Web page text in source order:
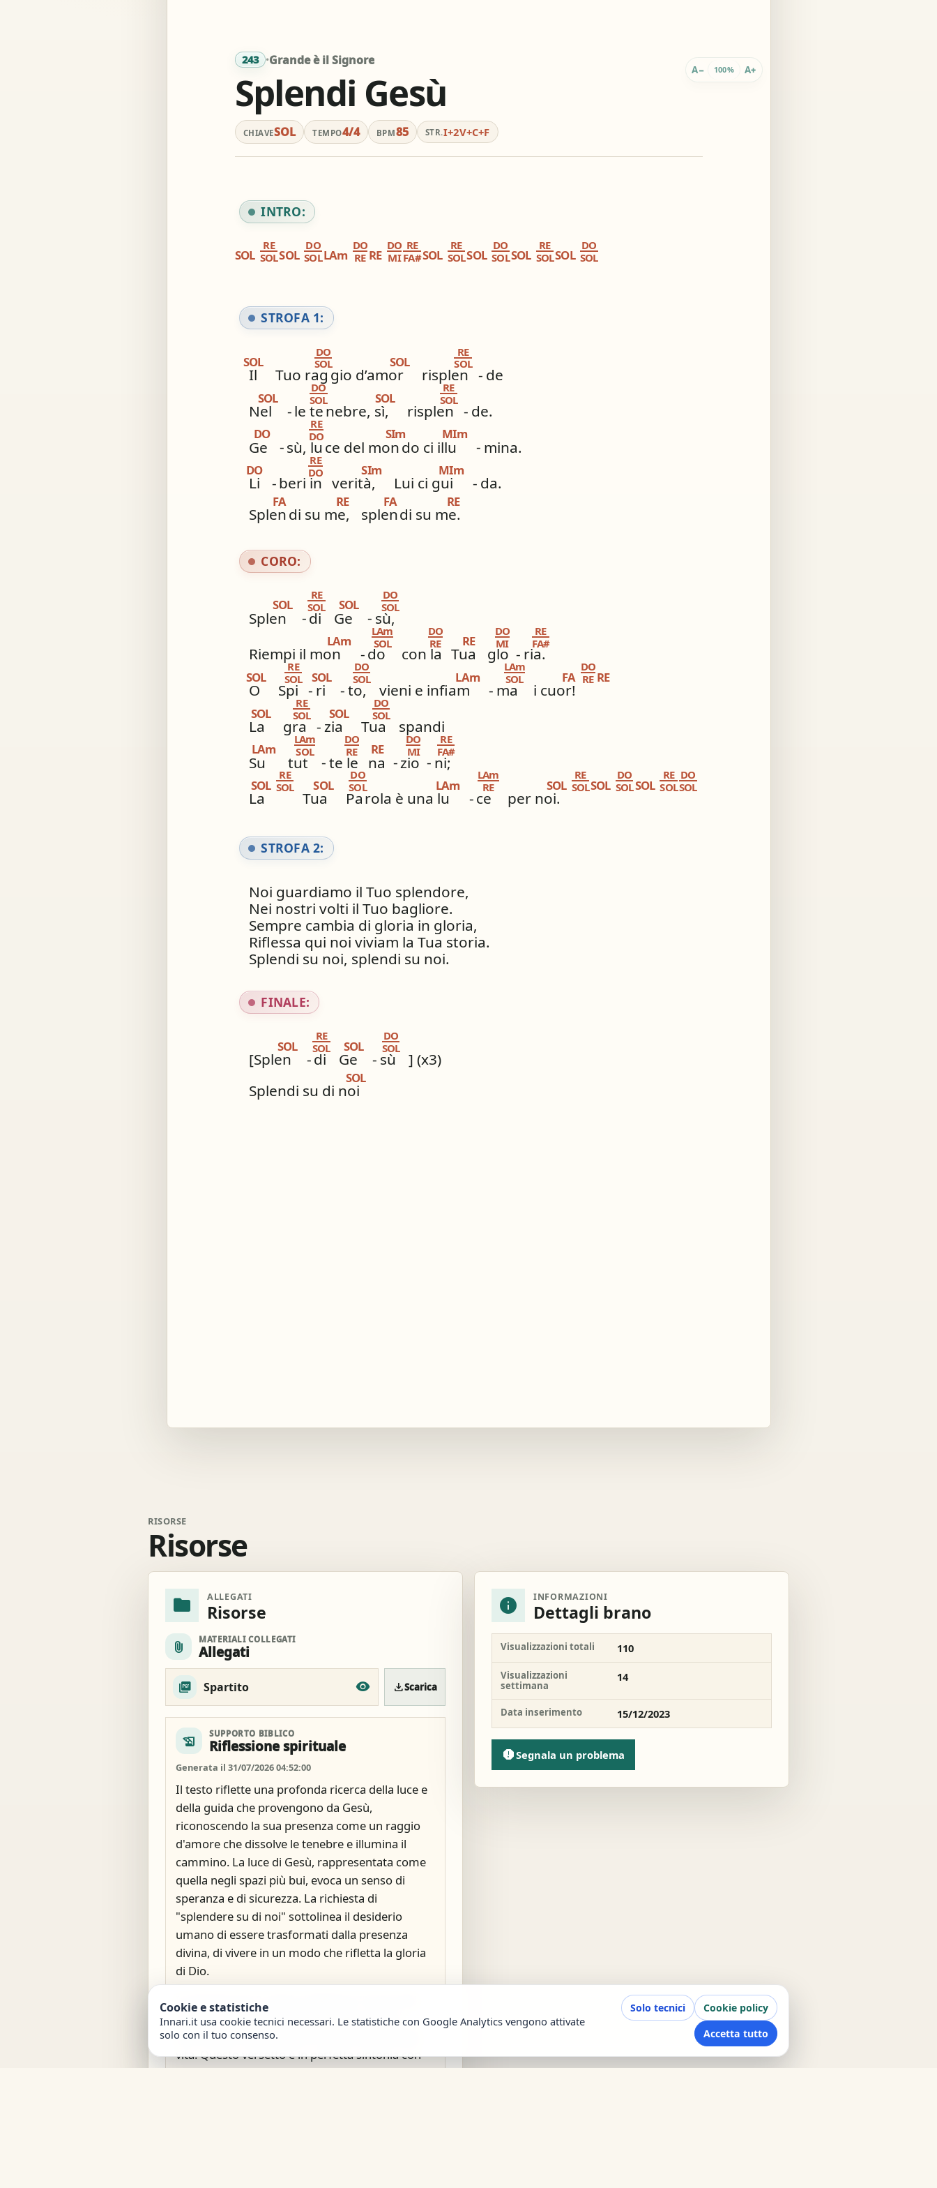
library_books
243 ·Grande è il Signore
A− 100% A+
Splendi Gesù
CHIAVESOL TEMPO4/4 BPM85 STR.I+2V+C+F
INTRO:
SOL
RE
SOLSOL
DO
SOLLAm
DO
RE RE
DO
MI
RE
FA#SOL
RE
SOLSOL
DO
SOLSOL
RE
SOLSOL
DO
SOL
STROFA 1:
Il
SOL
Tuo rag
DO
SOL
gio d’amor
SOL
risplen
RE
SOL
- de
Nel
SOL
-le te
DO
SOL
nebre, sì,
SOL
risplen
RE
SOL
- de.
Ge
DO
-sù, lu
RE
DO
ce del mon
SIm
do ci illu
MIm
- mina.
Li
DO
-beri in
RE
DO
verità,
SIm
Lui ci gui
MIm
- da.
Splen
FA
di su me,
RE
splen
FA
di su me.
RE
CORO:
Splen
SOL
-di
RE
SOL
Ge
SOL
- sù,
DO
SOL
Riempi il mon
LAm
-do
LAm
SOL
con la
DO
RE
Tua
RE
glo
DO
MI
- ria.
RE
FA#
O
SOL
Spi
RE
SOL
- ri
SOL
-to,
DO
SOL
vieni e infiam
LAm
- ma
LAm
SOL
i cuor!
FA
DO
RE RE
La
SOL
gra
RE
SOL
- zia
SOL
Tua
DO
SOL
spandi
Su
LAm
tut
LAm
SOL
-te le
DO
RE
na
RE
-zio
DO
MI
- ni;
RE
FA#
La
SOL
RE
SOL
Tua
SOL
Pa
DO
SOL
rola è una lu
LAm
-ce
LAm
RE
per noi.
SOL
RE
SOLSOL
DO
SOLSOL
RE
SOL
DO
SOL
STROFA 2:
Noi guardiamo il Tuo splendore,
Nei nostri volti il Tuo bagliore.
Sempre cambia di gloria in gloria,
Riflessa qui noi viviam la Tua storia.
Splendi su noi, splendi su noi.
FINALE:
[Splen
SOL
-di
RE
SOL
Ge
SOL
- sù
DO
SOL
] (x3)
Splendi su di noi
SOL
RISORSE
Risorse
folder ALLEGATI
Risorse
attach_file MATERIALI COLLEGATI
Allegati
Spartito downloadScarica
history_edu SUPPORTO BIBLICO
Riflessione spirituale
Generata il 31/07/2026 04:52:00
Il testo riflette una profonda ricerca della luce e
della guida che provengono da Gesù,
riconoscendo la sua presenza come un raggio
d'amore che dissolve le tenebre e illumina il
cammino. La luce di Gesù, rappresentata come
quella negli spazi più bui, evoca un senso di
speranza e di sicurezza. La richiesta di
"splendere su di noi" sottolinea il desiderio
umano di essere trasformati dalla presenza
divina, di vivere in un modo che rifletta la gloria
di Dio.
In Giovanni 8:12, Gesù si definisce "la luce del
mondo", affermando che chi segue lui non
camminerà nelle tenebre ma avrà la luce della
vita. Questo versetto è in perfetta sintonia con
l'invocazione presente nel testo, esprimendo la
info INFORMAZIONI
Dettagli brano
Visualizzazioni totali 110
Visualizzazioni
settimana
14
Data inserimento 15/12/2023
reportSegnala un problema
Cookie e statistiche
Innari.it usa cookie tecnici necessari. Le statistiche con Google Analytics vengono attivate
solo con il tuo consenso.
Solo tecnici
Cookie policy
Accetta tutto